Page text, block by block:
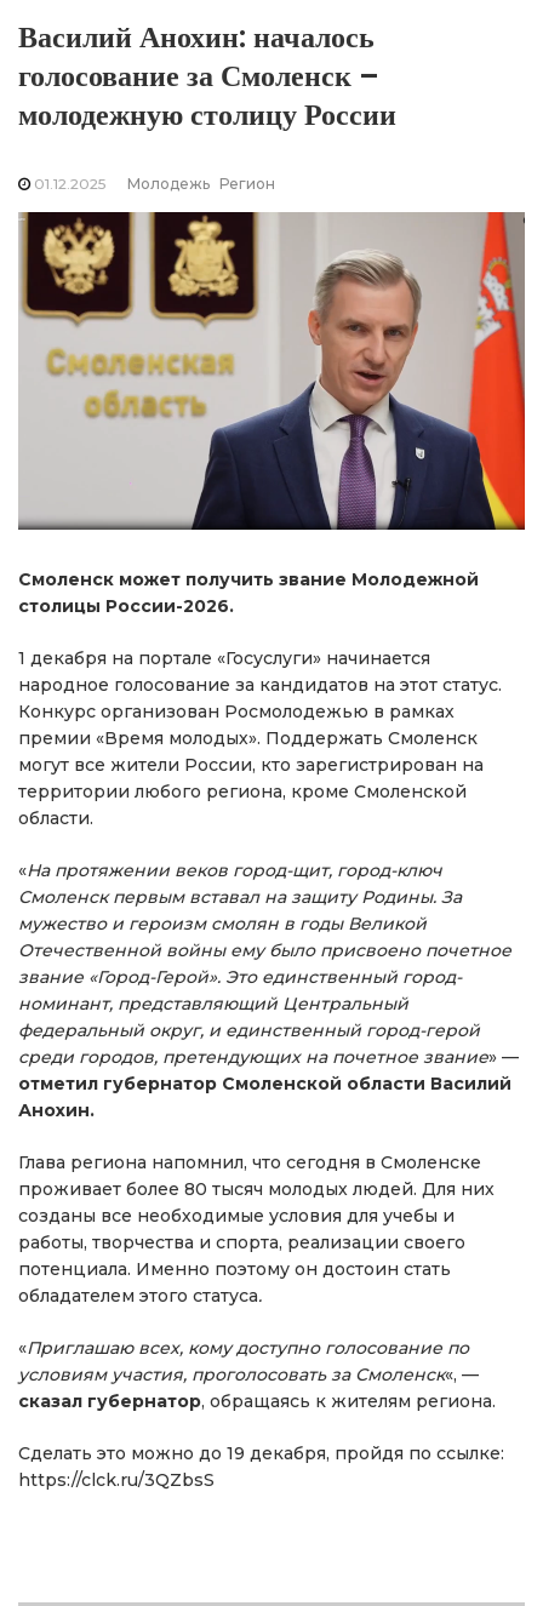
Василий Анохин: началось
голосование за Смоленск –
молодежную столицу России
01.12.2025 Молодежь Регион
Смоленск может получить звание Молодежной
столицы России-2026.
1 декабря на портале «Госуслуги» начинается
народное голосование за кандидатов на этот статус.
Конкурс организован Росмолодежью в рамках
премии «Время молодых». Поддержать Смоленск
могут все жители России, кто зарегистрирован на
территории любого региона, кроме Смоленской
области.
«На протяжении веков город-щит, город-ключ
Смоленск первым вставал на защиту Родины. За
мужество и героизм смолян в годы Великой
Отечественной войны ему было присвоено почетное
звание «Город-Герой». Это единственный город-
номинант, представляющий Центральный
федеральный округ, и единственный город-герой
среди городов, претендующих на почетное звание» —
отметил губернатор Смоленской области Василий
Анохин.
Глава региона напомнил, что сегодня в Смоленске
проживает более 80 тысяч молодых людей. Для них
созданы все необходимые условия для учебы и
работы, творчества и спорта, реализации своего
потенциала. Именно поэтому он достоин стать
обладателем этого статуса.
«Приглашаю всех, кому доступно голосование по
условиям участия, проголосовать за Смоленск«, —
сказал губернатор, обращаясь к жителям региона.
Сделать это можно до 19 декабря, пройдя по ссылке:
https://clck.ru/3QZbsS